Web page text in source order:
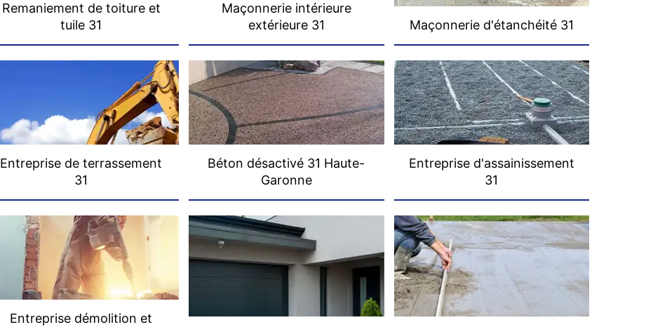
Remaniement de toiture et
tuile 31
Maçonnerie intérieure
extérieure 31
Maçonnerie d'étanchéité 31
Entreprise de terrassement
31
Béton désactivé 31 Haute-
Garonne
Entreprise d'assainissement
31
Entreprise démolition et